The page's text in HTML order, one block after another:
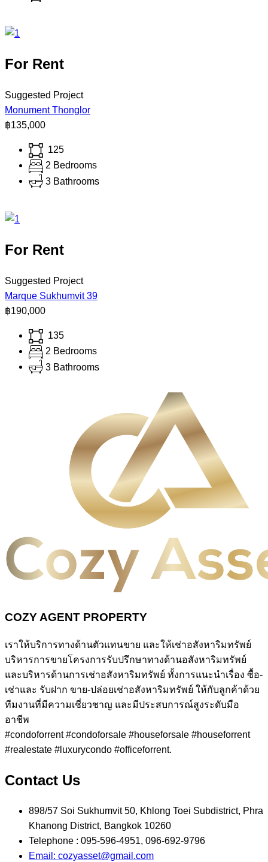
For Rent
Suggested Project
Monument Thonglor
฿135,000
125
2 Bedrooms
3 Bathrooms
For Rent
Suggested Project
Marque Sukhumvit 39
฿190,000
135
2 Bedrooms
3 Bathrooms
COZY AGENT PROPERTY
เราให้บริการทางด้านตัวแทนขาย และให้เช่าอสังหาริมทรัพย์
บริหารการขายโครงการรับปรึกษาทางด้านอสังหาริมทรัพย์
และบริหารด้านการเช่าอสังหาริมทรัพย์ ทั้งการแนะนำเรื่อง ซื้อ-
เช่าและ รับฝาก ขาย-ปล่อยเช่าอสังหาริมทรัพย์ ให้กับลูกค้าด้วย
ทีมงานที่มีความเชี่ยวชาญ และมีประสบการณ์สูงระดับมือ
อาชีพ
#condoforrent #condoforsale #houseforsale #houseforrent
#realestate #luxurycondo #officeforrent.
Contact Us
898/57 Soi Sukhumvit 50, Khlong Toei Subdistrict, Phra
Khanong District, Bangkok 10260
Telephone : 095-596-4951, 096-692-9796
Email: cozyasset@gmail.com